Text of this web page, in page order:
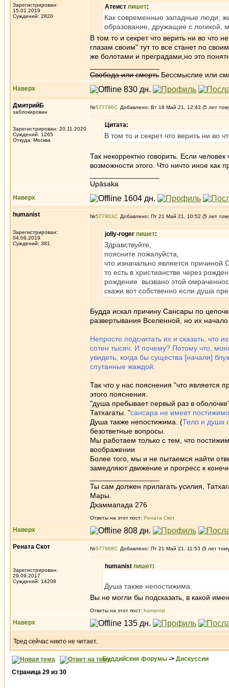
Зарегистрирован:
15.01.2019
Суждений: 2820
Атеист пишет:
Как современные западные люди,
образование, дружащие с логикой,
В том то и секрет что верить ни во что
глазам своим" тут то все станет по
же болотами и преградами,но это
Свобода или смерть Бессмыслие или
Наверх
ДмитрийБ
заблокирован
Зарегистрирован: 20.11.2020
Суждений: 1265
Откуда: Москва
№577796 Добавлено: Вт 18 Май 21, 12:43 (5 лет
Цитата:
В том то и секрет что верить ни во
Так некорректно говорить. Если
возможности этого. Что ничто иное как
Upāsaka
Наверх
humanist
Зарегистрирован:
04.06.2019
Суждений: 381
№577963 Добавлено: Пт 21 Май 21, 10:52 (5 лет
jolly-roger пишет:
Здравствуйте,
поясните пожалуйста,
что изначально является причиной
то есть в христианстве через
рождение вызвано этой
скажи вот собственно если душа
Будда искал причину Сансары по
развертывания Вселенной, но их
Непросто подсчитать их и сказать, что
сотен тысяч. И почему? Потому что,
увидеть, когда бы существа [начали]
спутанные жаждой.
Так что у нас пояснения "что является
этого пояснения.
"душа пребывает первый раз в
Татхагаты. "сансара не имеет
Душа также непостижима. (Тело и душа
безответные вопросы.
Мы работаем только с тем, что
воображении
Более того, мы и не пытаемся найти
замедляют движение и прогресс к
Ты сам должен прилагать усилия,
Мары.
Дхаммапада 276
Ответы на этот пост: Рената Скот
Наверх
Рената Скот
Зарегистрирован:
29.09.2017
Суждений: 14208
№577968 Добавлено: Пт 21 Май 21, 11:53 (5 лет
humanist пишет:
Душа также непостижима.
Вы не могли бы подсказать, в какой
Ответы на этот пост: humanist
Наверх
Тред сейчас никто не читает.
Буддийские форумы -> Дискуссии
Страница 29 из 30